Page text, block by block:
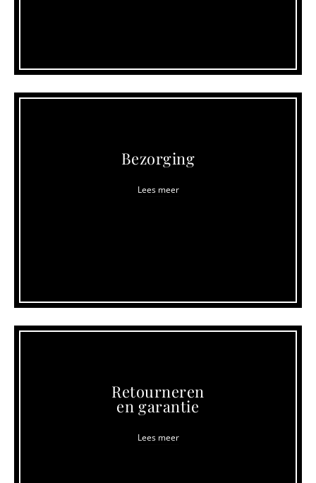
Bezorging
Lees meer
Retourneren
en garantie
Lees meer